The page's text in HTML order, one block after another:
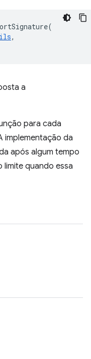
(
,
a
para cada
implementação da
após algum tempo
limite quando essa